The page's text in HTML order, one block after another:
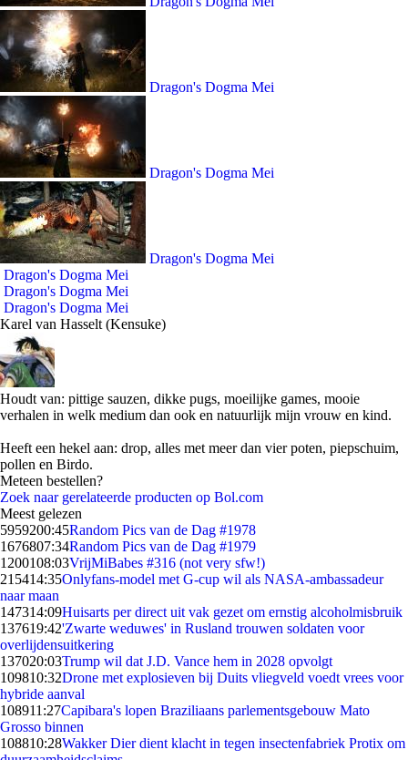
Dragon's Dogma Mei
Dragon's Dogma Mei
Dragon's Dogma Mei
Dragon's Dogma Mei
Dragon's Dogma Mei
Dragon's Dogma Mei
Karel van Hasselt (Kensuke)
Houdt van: pittige sauzen, dikke pugs, moeilijke games, mooie
verhalen in welk medium dan ook en natuurlijk mijn vrouw en kind.
Heeft een hekel aan: drop, alles met meer dan vier poten, piepschuim,
pollen en Birdo.
Meteen bestellen?
Zoek naar gerelateerde producten op Bol.com
Meest gelezen
5959200:45Random Pics van de Dag #1978
1676807:34Random Pics van de Dag #1979
1200108:03VrijMiBabes #316 (not very sfw!)
215414:35Onlyfans-model met G-cup wil als NASA-ambassadeur
naar maan
147314:09Huisarts per direct uit vak gezet om ernstig alcoholmisbruik
137619:42'Zwarte weduwes' in Rusland trouwen soldaten voor
overlijdensuitkering
137020:03Trump wil dat J.D. Vance hem in 2028 opvolgt
109810:32Drone met explosieven bij Duits vliegveld voedt vrees voor
hybride aanval
108911:27Capibara's lopen Braziliaans parlementsgebouw Mato
Grosso binnen
108810:28Wakker Dier dient klacht in tegen insectenfabriek Protix om